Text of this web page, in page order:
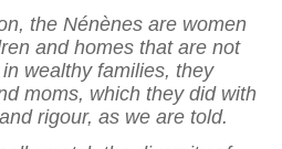
the Nénènes are women
and homes that are not
wealthy families, they
moms, which they did with
rigour, as we are told.